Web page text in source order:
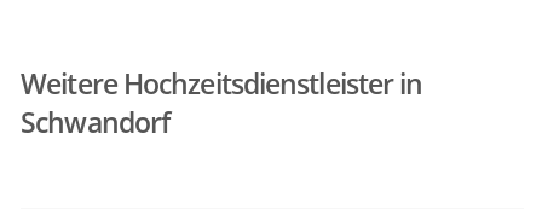
Weitere Hochzeitsdienstleister in
Schwandorf